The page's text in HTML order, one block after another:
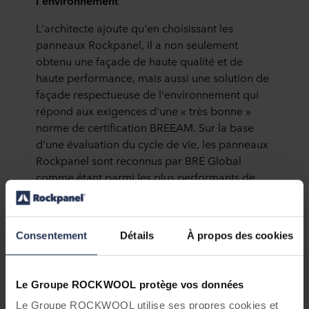
Consentement Détails À propos des cookies
Le Groupe ROCKWOOL protège vos données
Le Groupe ROCKWOOL utilise ses propres cookies et
L'architecte ajoute qu'en choisissant les
panneaux Rockpanel, il a non seulement
obtenu une façade de haute qualité et de
haute performance, mais aussi une solution de
façade respectueuse de l'environnement qui
répond aux exigences d'une « très bonne »
norme de certification BREEAM. Sur la base
d'une évaluation du cycle de vie, les panneaux
Rockpanel sont reconnus par BRE Global
comme étant parmi les plus performants de
leur catégorie, avec des notes A+ et A.
Un complexe de bureaux primé à Cracovie
concours « Kraków – My Home 2014 » et le
« artURBANICA 2012 Quality Award » dans la